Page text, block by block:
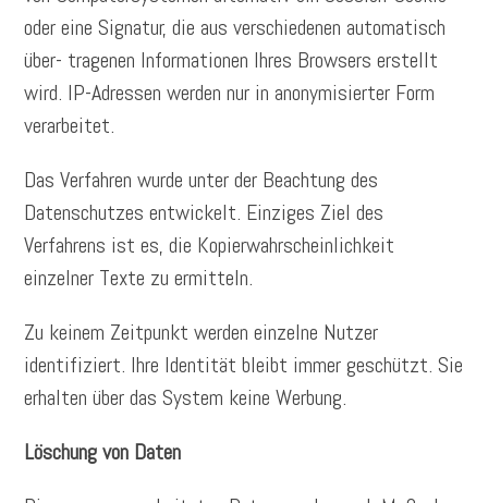
oder eine Signatur, die aus verschiedenen automatisch
über- tragenen Informationen Ihres Browsers erstellt
wird. IP-Adressen werden nur in anonymisierter Form
verarbeitet.
Das Verfahren wurde unter der Beachtung des
Datenschutzes entwickelt. Einziges Ziel des
Verfahrens ist es, die Kopierwahrscheinlichkeit
einzelner Texte zu ermitteln.
Zu keinem Zeitpunkt werden einzelne Nutzer
identifiziert. Ihre Identität bleibt immer geschützt. Sie
erhalten über das System keine Werbung.
Löschung von Daten